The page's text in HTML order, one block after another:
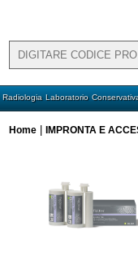
Radiologia Laboratorio
Home IMPRONTA E